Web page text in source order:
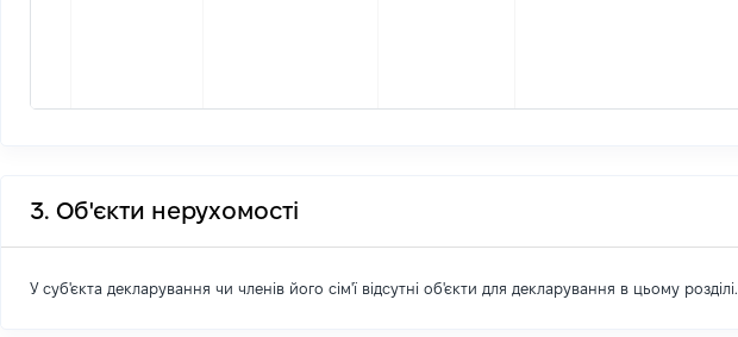
3. Об'єкти нерухомості
У суб'єкта декларування чи членів його сім'ї відсутні об'єкти для декларування в цьому розділі.